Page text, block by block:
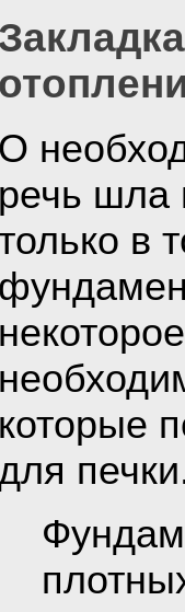
О
речь шла
в
которые